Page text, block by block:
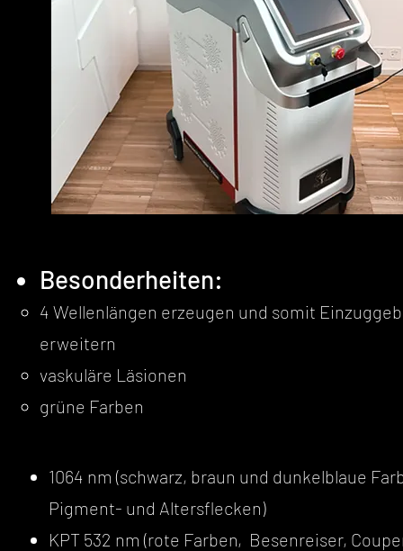
Besonderheiten:
4 Wellenlängen erzeugen und somit
erweitern
vaskuläre Läsionen
grüne Farben
1064 nm (schwarz, braun und dunkelblaue
Pigment- und Altersflecken)
KPT 532 nm (rote Farben, Besenreiser,